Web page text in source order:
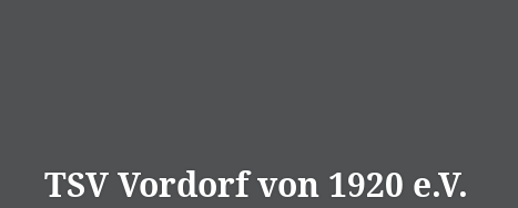
TSV Vordorf von 1920 e.V.